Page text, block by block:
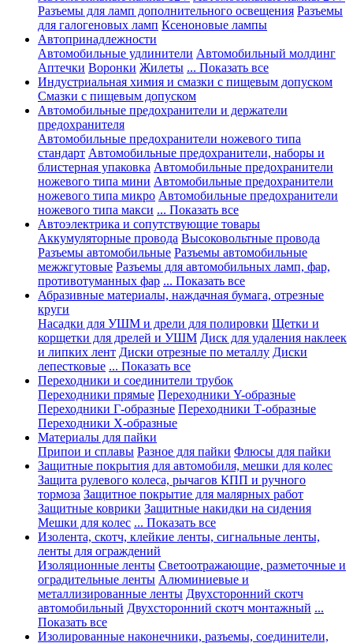
Разъемы для ламп дополнительного освещения Разъемы
для галогеновых ламп Ксеноновые лампы
Автопринадлежности
Автомобильные удлинители Автомобильный молдинг
Аптечки Воронки Жилеты ... Показать все
Индустриальная химия и смазки с пищевым допуском
Смазки с пищевым допуском
Автомобильные предохранители и держатели
предохранителя
Автомобильные предохранители ножевого типа
стандарт Автомобильные предохранители, наборы и
блистерная упаковка Автомобильные предохранители
ножевого типа мини Автомобильные предохранители
ножевого типа микро Автомобильные предохранители
ножевого типа макси ... Показать все
Автоэлектрика и сопутствующие товары
Аккумуляторные провода Высоковольтные провода
Разъемы автомобильные Разъемы автомобильные
межжгутовые Разъемы для автомобильных ламп, фар,
противотуманных фар ... Показать все
Абразивные материалы, наждачная бумага, отрезные
круги
Насадки для УШМ и дрели для полировки Щетки и
корщетки для дрелей и УШМ Диск для удаления наклеек
и липких лент Диски отрезные по металлу Диски
лепестковые ... Показать все
Переходники и соединители трубок
Переходники прямые Переходники Y-образные
Переходники Г-образные Переходники Т-образные
Переходники Х-образные
Материалы для пайки
Припои и сплавы Разное для пайки Флюсы для пайки
Защитные покрытия для автомобиля, мешки для колес
Защита рулевого колеса, рычагов КПП и ручного
тормоза Защитное покрытие для малярных работ
Защитные коврики Защитные накидки на сидения
Мешки для колес ... Показать все
Изолента, скотч, клейкие ленты, сигнальные ленты,
ленты для ограждений
Изоляционные ленты Светоотражающие, разметочные и
оградительные ленты Алюминиевые и
металлизированные ленты Двухсторонний скотч
автомобильный Двухсторонний скотч монтажный ...
Показать все
Изолированные наконечники, разъемы, соединители,